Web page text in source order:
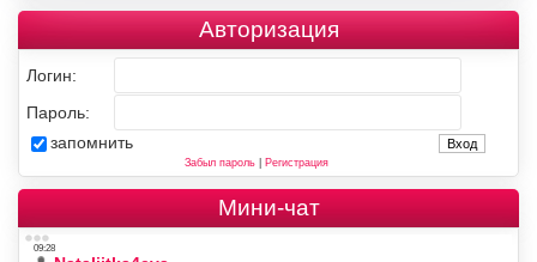
Авторизация
Логин:
Пароль:
запомнить
Забыл пароль| Регистрация
Мини-чат